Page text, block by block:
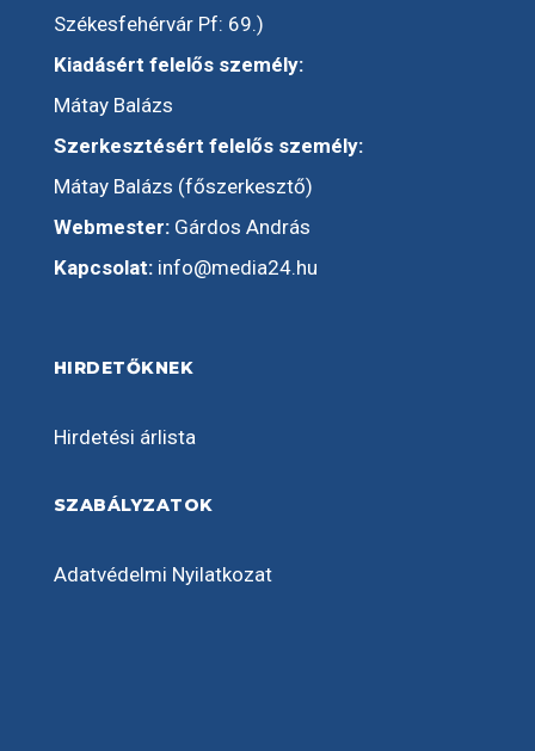
Székesfehérvár Pf: 69.)
Kiadásért felelős személy:
Mátay Balázs
Szerkesztésért felelős személy:
Mátay Balázs (főszerkesztő)
Webmester:Gárdos András
Kapcsolat: info@media24.hu
HIRDETŐKNEK
Hirdetési árlista
SZABÁLYZATOK
Adatvédelmi Nyilatkozat